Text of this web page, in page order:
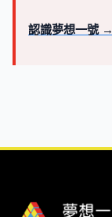
認識夢想一號 →